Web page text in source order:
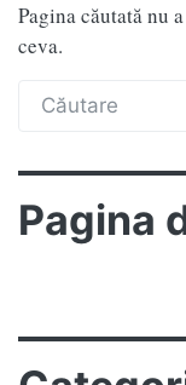
Pagina căutată nu
ceva.
Pagina